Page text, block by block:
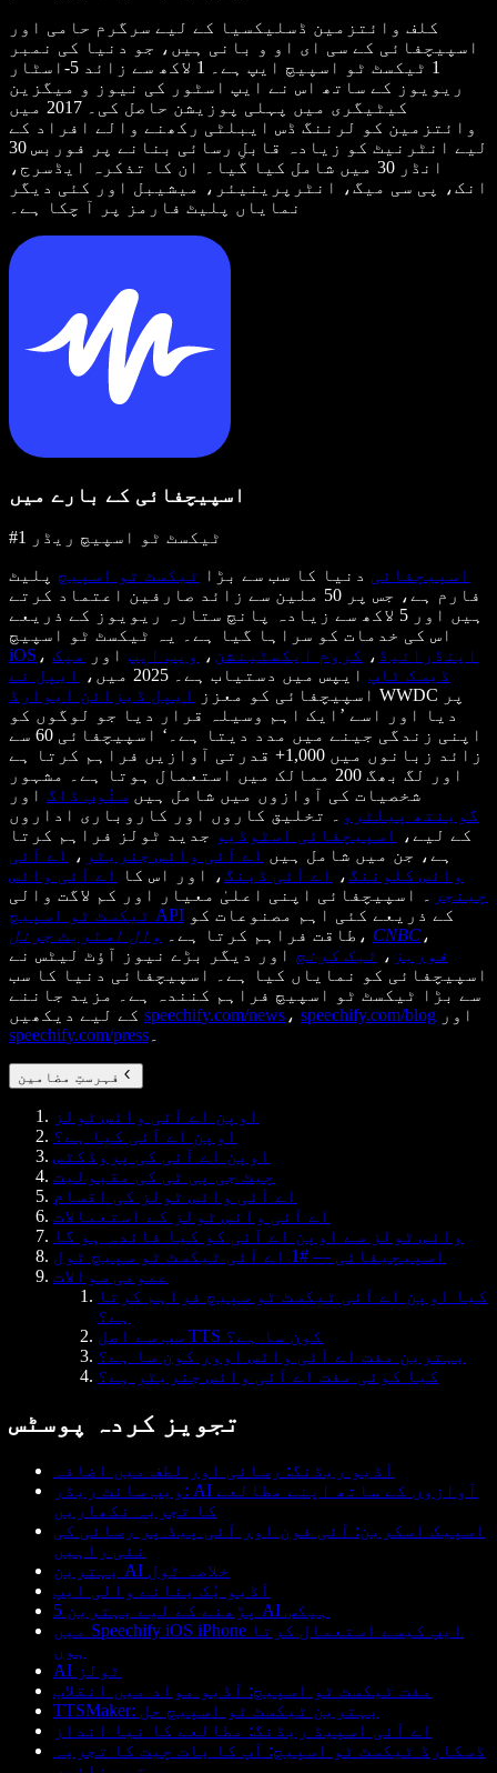
کلف وائتزمین ڈسلیکسیا کے لیے سرگرم حامی اور
اسپیچفائی کے سی ای او و بانی ہیں، جو دنیا کی نمبر
1 ٹیکسٹ ٹو اسپیچ ایپ ہے۔ 1 لاکھ سے زائد 5-اسٹار
ریویوز کے ساتھ اس نے ایپ اسٹور کی نیوز و میگزین
کیٹیگری میں پہلی پوزیشن حاصل کی۔ 2017 میں
وائتزمین کو لرننگ ڈس ایبلٹی رکھنے والے افراد کے
لیے انٹرنیٹ کو زیادہ قابلِ رسائی بنانے پر فوربس 30
انڈر 30 میں شامل کیا گیا۔ ان کا تذکرہ ایڈسرج،
انک، پی سی میگ، انٹرپرینیئر، میشیبل اور کئی دیگر
نمایاں پلیٹ فارمز پر آ چکا ہے۔
اسپیچفائی کے بارے میں
#1 ٹیکسٹ ٹو اسپیچ ریڈر
اسپیچفائی دنیا کا سب سے بڑا ٹیکسٹ ٹو اسپیچ پلیٹ
فارم ہے، جس پر 50 ملین سے زائد صارفین اعتماد کرتے
ہیں اور 5 لاکھ سے زیادہ پانچ ستارہ ریویوز کے ذریعے
اس کی خدمات کو سراہا گیا ہے۔ یہ ٹیکسٹ ٹو اسپیچ
iOS ، اینڈرائیڈ ، کروم ایکسٹینشن ، ویب ایپ اور
میک
ڈیسک ٹاپ ایپس میں دستیاب ہے۔ 2025 میں،
ایپل نے
اسپیچفائی کو معزز
ایپل ڈیزائن ایوارڈ
WWDC پر
دیا اور اسے ’ایک اہم وسیلہ قرار دیا جو لوگوں کو
اپنی زندگی جینے میں مدد دیتا ہے۔‘ اسپیچفائی 60 سے
زائد زبانوں میں 1,000+ قدرتی آوازیں فراہم کرتا ہے
اور لگ بھگ 200 ممالک میں استعمال ہوتا ہے۔ مشہور
شخصیات کی آوازوں میں شامل ہیں سنُوپ ڈاگ اور
گوینتھ پیلٹرو
۔ تخلیق کاروں اور کاروباری اداروں
کے لیے،
اسپیچفائی اسٹوڈیو جدید ٹولز فراہم کرتا
ہے، جن میں شامل ہیں اے آئی وائس جنریٹر ،
اے آئی
وائس کلوننگ، اے آئی ڈبنگ، اور اس کا
اے آئی وائس
چینجر
۔ اسپیچفائی اپنی اعلیٰ معیار اور کم لاگت والی
ٹیکسٹ ٹو اسپیچ API
طاقت فراہم کرتا ہے۔
وال اسٹریٹ جرنل ، CNBC ،
فوربز ، ٹیک کرنچ اور دیگر بڑے نیوز آؤٹ لیٹس نے
اسپیچفائی کو نمایاں کیا ہے۔ اسپیچفائی دنیا کا سب
سے بڑا ٹیکسٹ ٹو اسپیچ فراہم کنندہ ہے۔ مزید جاننے
speechify.com/news ، speechify.com/blog اور
speechify.com/press
فہرستِ مضامین
اوپن اے آئی وائس ٹولز
اوپن اے آئی کیا ہے؟
اوپن اے آئی کی پروڈکٹس
چیٹ جی پی ٹی کی مقبولیت
اے آئی وائس ٹولز کی اقسام
اے آئی وائس ٹولز کے استعمالات
وائس ٹولز سے اوپن اے آئی کو کیا فائدہ ہو گا
اسپیچیفائی — #1 اے آئی ٹیکسٹ ٹو سپیچ ٹول
عمومی سوالات
کیا اوپن اے آئی ٹیکسٹ ٹو سپیچ فراہم کرتا
ہے؟
سب سے اصل TTS کون سا ہے؟
بہترین مفت اے آئی وائس اوور کون سا ہے؟
کیا کوئی مفت اے آئی وائس جنریٹر ہے؟
تجویز کردہ پوسٹس
آڈیو ریڈنگ: رسائی اور لطف میں اضافہ
ویب سائٹ ریڈر: AI آوازوں کے ساتھ اپنے مطالعے
کا تجربہ نکھاریں
اسپیک اسکرین: آئی فون اور آئی پیڈ پر رسائی کی
نئی راہیں
بہترین AI خلاصہ ٹول
آڈیو بُک بنانے والی ایپ
پڑھنے کے لیے بہترین 5 AI ہیکس
میں Speechify iOS iPhone ایپ کیسے استعمال کرتا
ہوں
AI ٹولز
مفت ٹیکسٹ ٹو اسپیچ: آڈیو مواد میں انقلاب
TTSMaker: بہترین ٹیکسٹ ٹو اسپیچ حل
اے آئی اسپیڈ ریڈنگ: مطالعے کا نیا انداز
ڈسکارڈ ٹیکسٹ ٹو اسپیچ: آپ کا بات چیت کا تجربہ